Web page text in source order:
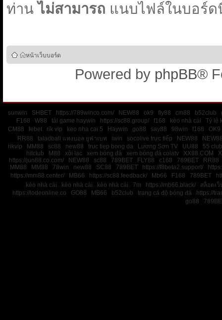
ท่านไม่สามารถ แนบไฟล์ในบอร์ด
หน้าเว็บบอร์ด
Powered by phpBB®
sunwin SHBET https://789winco.com/ NEW88 ok9 fly88 cm88 b52club
F168
W88 tải game haywin https://sc88.group/ f168 kèo nhà cái
Tỷ lệ
CM88
febet rik vip keo nha cai 5 Haywin go88 say88 98win f168
OK9
RR88
taladball แทงบอล ยูฟ่าเบท iwin socolive trực tiếp NEW88
rikvip
MM88 sc88 new88 truc tiep bong da Lương Sơn TV UU88
55 club
hitclub
M88 xôi lạc xem bóng đá xem bóng đá colatv XX88.COM
https://jun88.co.com/
NEW88 sc88 789BET FLY88 c168 789BET
RR88
MM88
MM88 78win new88 SC88 789BET https://f8beta2.support/
https://mm88.center/
MB66 https://sc88.feedback/ Mb66 F168 789BET
kèo nhà cái
kèo nhà cái kèo nhà cái 7m https://mb66.black/
สล็อตเว็
https://lodeonline.co
GO88 MB66 b52club trang cá độ bóng đá
https://
go88